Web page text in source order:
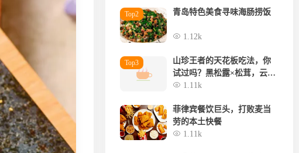
Top2 青岛特色美食寻味海肠捞饭
1.12k
Top3
山珍王者的天花板吃法，你
试过吗？黑松露×松茸，云南
空运，极致体验
1.11k
菲律宾餐饮巨头，打败麦当
劳的本土快餐
1.11k